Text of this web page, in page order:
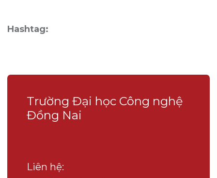
Hashtag:
Trường Đại học Công nghệ
Đồng Nai
Liên hệ: